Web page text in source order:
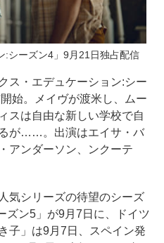
:シーズン4」9月21日独占配信
ス・エデュケーション:シー
始。メイヴが渡米し、ムー
スは自由な新しい学校で自
が……。出演はエイサ・バ
アンダーソン、ンクーテ
気シリーズの待望のシーズ
ズン5」が9月7日に、ドイツ
子」は9月7日、スペイン発